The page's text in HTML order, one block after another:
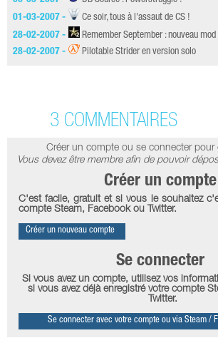
01-03-2007 -
Ce soir, tous à l'assaut de CS !
28-02-2007 -
Remember September : nouveau mod
28-02-2007 -
Pilotable Strider en version solo
3 COMMENTAIRES
Créer un compte ou se connecter pour
Vous devez être membre afin de pouvoir
Créer un compte
C'est facile, gratuit et si vous le souhaitez
compte Steam, Facebook ou Twitter.
Créer un nouveau compte
Se connecter
Si vous avez un compte, utilisez vos
si vous avez déjà enregistré votre compte
Twitter.
Se connecter avec votre compte ou via Steam /